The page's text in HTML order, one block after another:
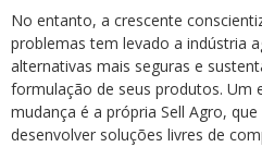
No entanto, a crescente
problemas tem levado a indústria
alternativas mais seguras e
formulação de seus produtos. Um
mudança é a própria Sell Agro,
desenvolver soluções livres de